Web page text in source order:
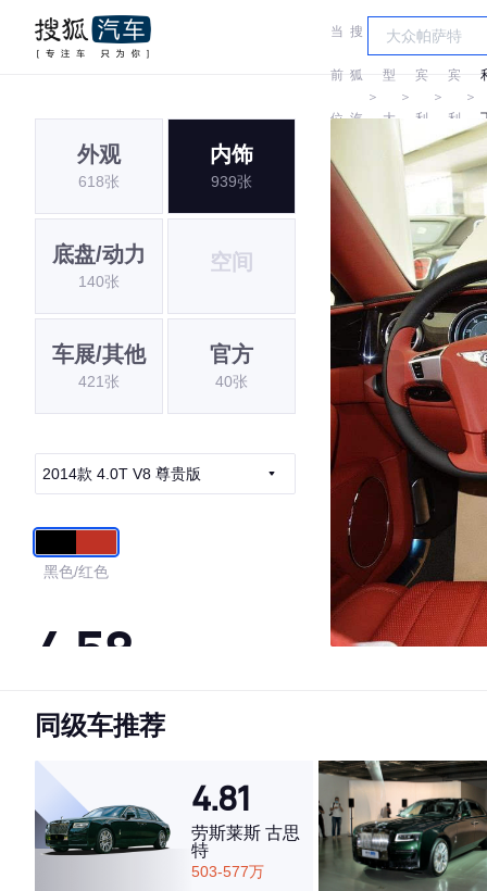
当
前
位
置:
搜
狐
汽
＞
车
型
大
＞
宾
利
＞
宾
利
＞
外观
618张
内饰
939张
底盘/动力
140张
空间
车展/其他
421张
官方
40张
2014款 4.0T V8 尊贵版
黑色/红色
4.58
·外观表现较为优秀，优于100%同级车
·空间表现一般，低于80%同级车
同级车推荐
4.81
劳斯莱斯 古思
特
503-577万